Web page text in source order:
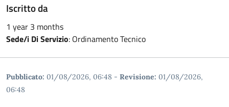
Iscritto da
1 year 3 months
Sede/i Di Servizio: Ordinamento Tecnico
Pubblicato: 01/08/2026, 06:48 - Revisione: 01/08/2026,
06:48